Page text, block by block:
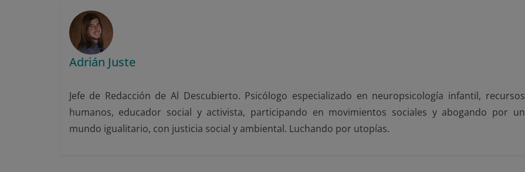
Adrián Juste
Jefe de Redacción de Al Descubierto. Psicólogo especializado en neuropsicología infantil, recursos
humanos, educador social y activista, participando en movimientos sociales y abogando por un
mundo igualitario, con justicia social y ambiental. Luchando por utopías.